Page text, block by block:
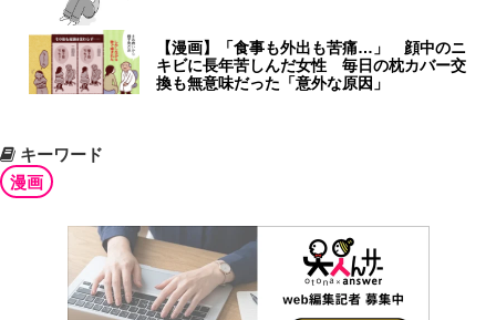
【漫画】「食事も外出も苦痛…」 顔中のニ
キビに長年苦しんだ女性 毎日の枕カバー交
換も無意味だった「意外な原因」
キーワード
漫画